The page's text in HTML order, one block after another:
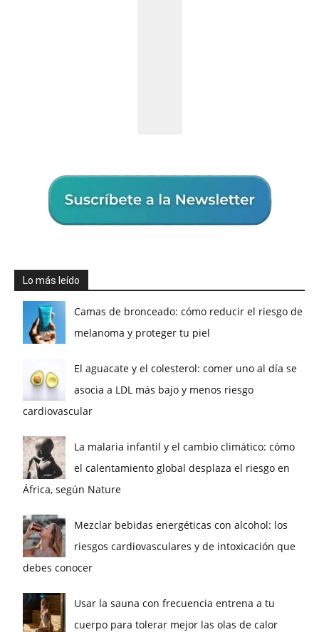
Lo más leído
Camas de bronceado: cómo reducir el riesgo de
melanoma y proteger tu piel
El aguacate y el colesterol: comer uno al día se
asocia a LDL más bajo y menos riesgo
cardiovascular
La malaria infantil y el cambio climático: cómo
el calentamiento global desplaza el riesgo en
África, según Nature
Mezclar bebidas energéticas con alcohol: los
riesgos cardiovasculares y de intoxicación que
debes conocer
Usar la sauna con frecuencia entrena a tu
cuerpo para tolerar mejor las olas de calor